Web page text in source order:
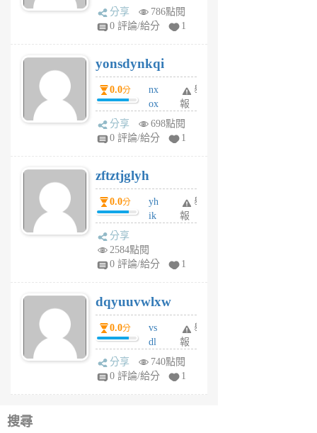
wt
sv
6
個
月
前
分享
786點閱
0 評論/給分
1
yonsdynkqi
0.0分
nx
ox
rh
pe
月
前
舉
報
分享
698點閱
0 評論/給分
1
zftztjglyh
0.0分
yh
ik
tu
6
個
月
前
舉
報
分享
2584點閱
0 評論/給分
1
dqyuuvwlxw
0.0分
vs
dl
sq
fy
舉
報
分享
740點閱
0 評論/給分
1
搜尋